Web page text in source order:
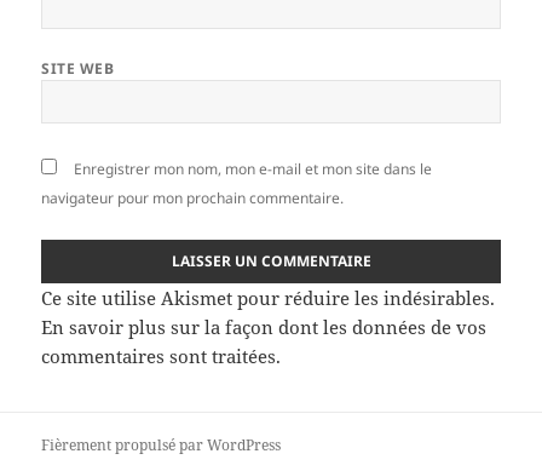
SITE WEB
Enregistrer mon nom, mon e-mail et mon site dans le
navigateur pour mon prochain commentaire.
Ce site utilise Akismet pour réduire les indésirables.
En savoir plus sur la façon dont les données de vos
commentaires sont traitées.
Fièrement propulsé par WordPress